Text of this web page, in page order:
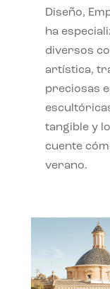
Diseño,
ha
diversos
artística,
preciosas
tangible y
cuente
verano.